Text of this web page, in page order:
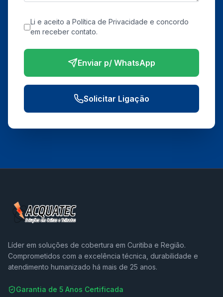
Li e aceito a Política de Privacidade e concordo
em receber contato.
Enviar p/ WhatsApp
Solicitar Ligação
Líder em soluções de cobertura em Curitiba e Região.
Comprometidos com a excelência técnica, durabilidade e
atendimento humanizado há mais de 25 anos.
Garantia de 5 Anos Certificada